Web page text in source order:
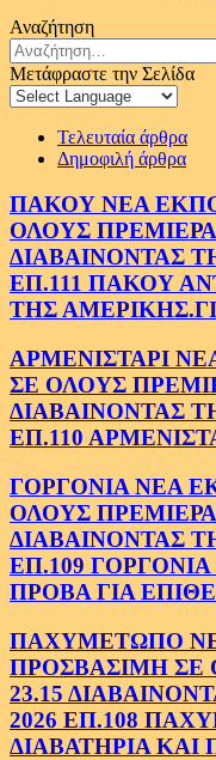
Αναζήτηση
Αναζήτηση
για:
Μετάφραστε την Σελίδα
Τελευταία άρθρα
Δημοφιλή άρθρα
ΠΑΚΟΥ ΝΕΑ
ΟΛΟΥΣ ΠΡΕΜΙΕΡΑ
ΔΙΑΒΑΙΝΟΝΤΑΣ
ΕΠ.111 ΠΑΚΟΥ
ΤΗΣ
ΑΡΜΕΝΙΣΤΑΡΙ
ΣΕ ΟΛΟΥΣ
ΔΙΑΒΑΙΝΟΝΤΑΣ
ΕΠ.110
ΓΟΡΓΟΝΙΑ ΝΕΑ
ΟΛΟΥΣ ΠΡΕΜΙΕΡΑ
ΔΙΑΒΑΙΝΟΝΤΑΣ
ΕΠ.109
ΠΡΟΒΑ ΓΙΑ
ΠΑΧΥΜΕΤΩΠΟ
ΠΡΟΣΒΑΣΙΜΗ ΣΕ
23.15
2026 ΕΠ.108
ΔΙΑΒΑΤΗΡΙΑ ΚΑΙ